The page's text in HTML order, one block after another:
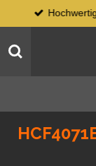
Hauptinhalt
springen